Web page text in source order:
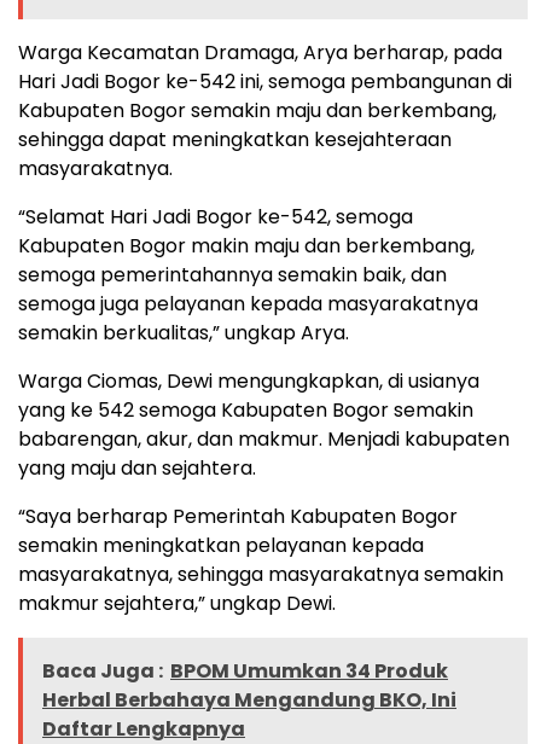
Warga Kecamatan Dramaga, Arya berharap, pada
Hari Jadi Bogor ke-542 ini, semoga pembangunan di
Kabupaten Bogor semakin maju dan berkembang,
sehingga dapat meningkatkan kesejahteraan
masyarakatnya.
“Selamat Hari Jadi Bogor ke-542, semoga
Kabupaten Bogor makin maju dan berkembang,
semoga pemerintahannya semakin baik, dan
semoga juga pelayanan kepada masyarakatnya
semakin berkualitas,” ungkap Arya.
Warga Ciomas, Dewi mengungkapkan, di usianya
yang ke 542 semoga Kabupaten Bogor semakin
babarengan, akur, dan makmur. Menjadi kabupaten
yang maju dan sejahtera.
“Saya berharap Pemerintah Kabupaten Bogor
semakin meningkatkan pelayanan kepada
masyarakatnya, sehingga masyarakatnya semakin
makmur sejahtera,” ungkap Dewi.
Baca Juga : BPOM Umumkan 34 Produk
Herbal Berbahaya Mengandung BKO, Ini
Daftar Lengkapnya